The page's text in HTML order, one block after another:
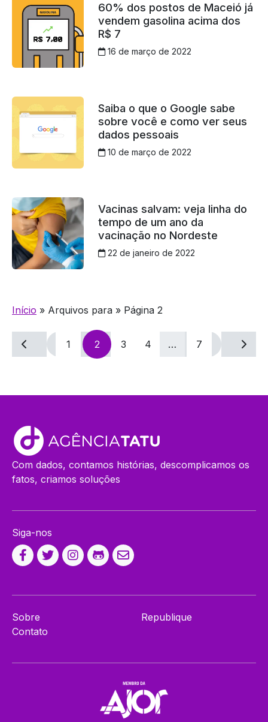
60% dos postos de Maceió já
vendem gasolina acima dos
R$ 7
16 de março de 2022
Saiba o que o Google sabe
sobre você e como ver seus
dados pessoais
10 de março de 2022
Vacinas salvam: veja linha do
tempo de um ano da
vacinação no Nordeste
22 de janeiro de 2022
Início » Arquivos para » Página 2
Navegação
por
1 2 3 4 … 7
Com dados, contamos histórias, descomplicamos os
fatos, criamos soluções
Siga-nos
Sobre
Contato
Republique